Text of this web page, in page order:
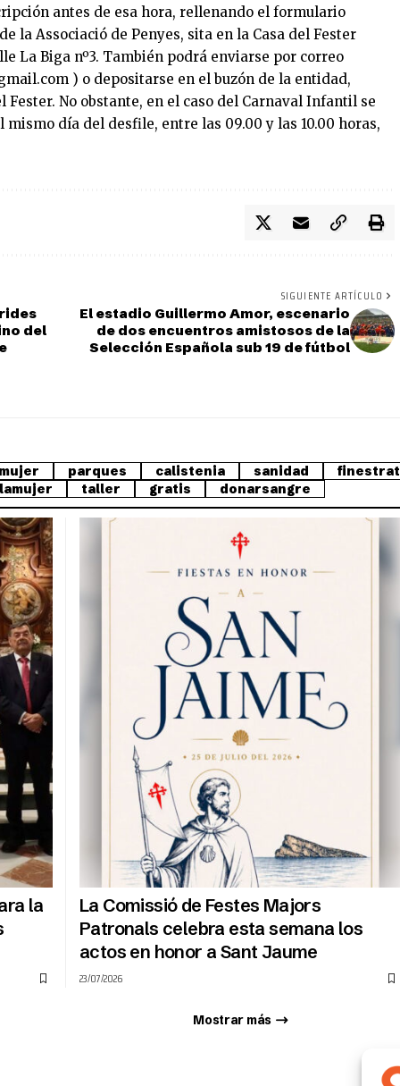
antes de esa hora, rellenando el formulario
la Associació de Penyes, sita en la Casa del Fester
La Biga nº3. También podrá enviarse por correo
) o depositarse en el buzón de la entidad,
Fester. No obstante, en el caso del Carnaval Infantil se
día del desfile, entre las 09.00 y las 10.00 horas,
del
SIGUIENTE ARTÍCULO
El estadio Guillermo Amor, escenario
de dos encuentros amistosos de la
Selección Española sub 19 de fútbol
parques calistenia sanidad finestrat
taller gratis donarsangre
la
La Comissió de Festes Majors
Patronals celebra esta semana los
actos en honor a Sant Jaume
23/07/2026
Mostrar más